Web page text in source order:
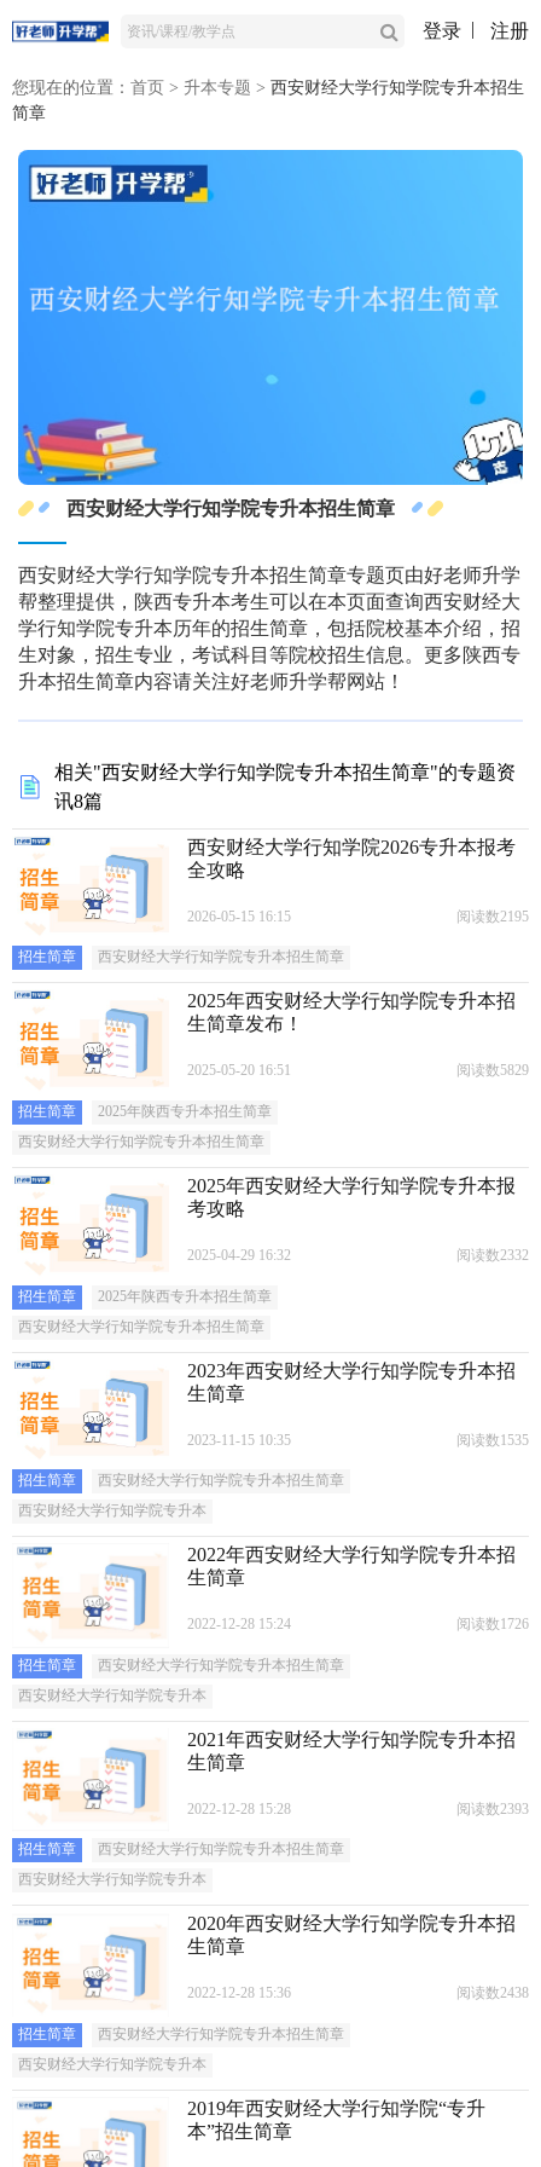
登录 注册
您现在的位置： 首页 > 升本专题 > 西安财经大学行知学院专升本招生
简章
西安财经大学行知学院专升本招生简章
西安财经大学行知学院专升本招生简章专题页由好老师升学
帮整理提供，陕西专升本考生可以在本页面查询西安财经大
学行知学院专升本历年的招生简章，包括院校基本介绍，招
生对象，招生专业，考试科目等院校招生信息。更多陕西专
升本招生简章内容请关注好老师升学帮网站！
相关"西安财经大学行知学院专升本招生简章"的专题资
讯8篇
西安财经大学行知学院2026专升本报考
全攻略
2026-05-15 16:15 阅读数2195
招生简章 西安财经大学行知学院专升本招生简章
2025年西安财经大学行知学院专升本招
生简章发布！
2025-05-20 16:51 阅读数5829
招生简章
2025年陕西专升本招生简章
西安财经大学行知学院专升本招生简章
2025年西安财经大学行知学院专升本报
考攻略
2025-04-29 16:32 阅读数2332
招生简章
2025年陕西专升本招生简章
西安财经大学行知学院专升本招生简章
2023年西安财经大学行知学院专升本招
生简章
2023-11-15 10:35 阅读数1535
招生简章
西安财经大学行知学院专升本招生简章
西安财经大学行知学院专升本
2022年西安财经大学行知学院专升本招
生简章
2022-12-28 15:24 阅读数1726
招生简章
西安财经大学行知学院专升本招生简章
西安财经大学行知学院专升本
2021年西安财经大学行知学院专升本招
生简章
2022-12-28 15:28 阅读数2393
招生简章
西安财经大学行知学院专升本招生简章
西安财经大学行知学院专升本
2020年西安财经大学行知学院专升本招
生简章
2022-12-28 15:36 阅读数2438
招生简章
西安财经大学行知学院专升本招生简章
西安财经大学行知学院专升本
2019年西安财经大学行知学院“专升
本”招生简章